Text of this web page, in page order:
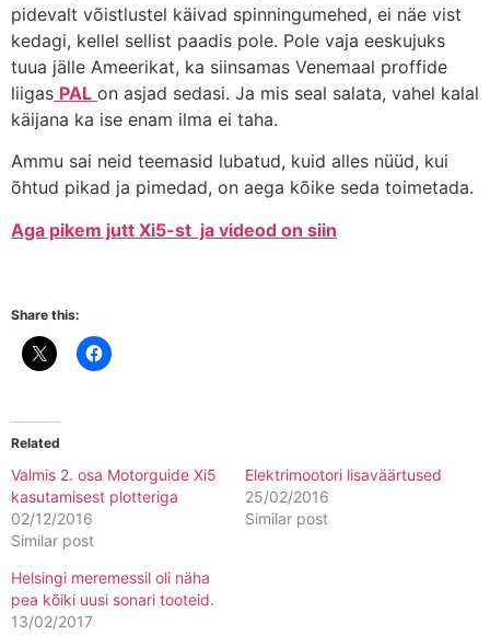
pidevalt võistlustel käivad spinningumehed, ei näe vist
kedagi, kellel sellist paadis pole. Pole vaja eeskujuks
tuua jälle Ameerikat, ka siinsamas Venemaal proffide
liigas PAL on asjad sedasi. Ja mis seal salata, vahel kalal
käijana ka ise enam ilma ei taha.
Ammu sai neid teemasid lubatud, kuid alles nüüd, kui
õhtud pikad ja pimedad, on aega kõike seda toimetada.
Aga pikem jutt Xi5-st ja videod on siin
Share this:
Related
Valmis 2. osa Motorguide Xi5
kasutamisest plotteriga
02/12/2016
Similar post
Elektrimootori lisaväärtused
25/02/2016
Similar post
Helsingi meremessil oli näha
pea kõiki uusi sonari tooteid.
13/02/2017